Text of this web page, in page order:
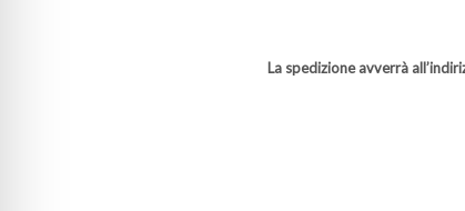
La spedizione avverrà